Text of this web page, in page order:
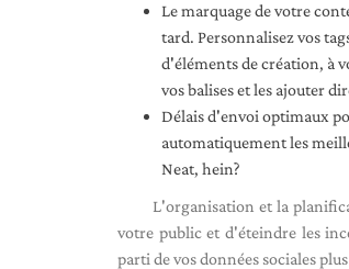
Le marquage de votre
tard. Personnalisez vos
d'éléments de création, à
vos balises et les ajouter
Délais d'envoi optimaux
automatiquement les
Neat, hein?
L'organisation et la
votre public et d'éteindre les
parti de vos données sociales